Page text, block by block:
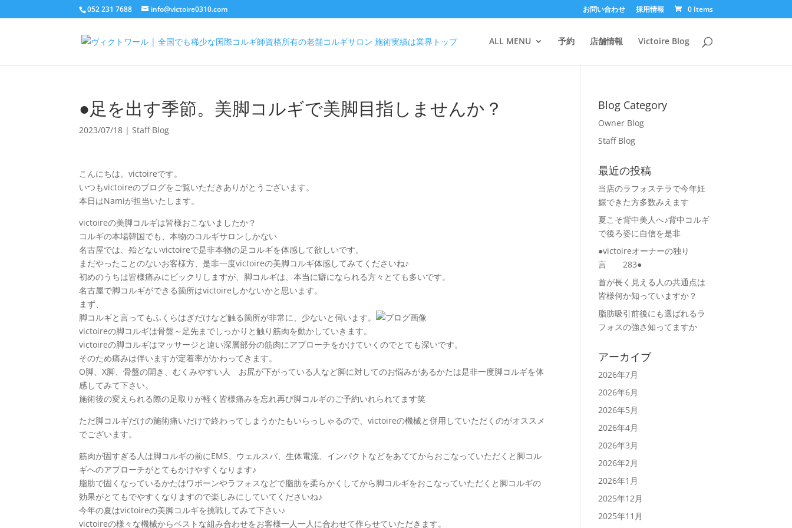
052 231 7688 info@victoire0310.com お問い合わせ 採用情報 0 Items
ALL MENU 予約 店舗情報 Victoire Blog
●足を出す季節。美脚コルギで美脚目指しませんか？
2023/07/18 |Staff Blog
こんにちは。victoireです。
いつもvictoireのブログをご覧いただきありがとうございます。
本日はNamiが担当いたします。
victoireの美脚コルギは皆様おこないましたか？
コルギの本場韓国でも、本物のコルギサロンしかない
名古屋では、殆どないvictoireで是非本物の足コルギを体感して欲しいです。
まだやったことのないお客様方、是非一度victoireの美脚コルギ体感してみてくださいね♪
初めのうちは皆様痛みにビックリしますが、脚コルギは、本当に癖になられる方々とても多いです。
名古屋で脚コルギができる箇所はvictoireしかないかと思います。
まず、
脚コルギと言ってもふくらはぎだけなど触る箇所が非常に、少ないと伺います。
victoireの脚コルギは骨盤～足先までしっかりと触り筋肉を動かしていきます。
victoireの脚コルギはマッサージと違い深層部分の筋肉にアプローチをかけていくのでとても深いです。
そのため痛みは伴いますが定着率がかわってきます。
O脚、X脚、骨盤の開き、むくみやすい人 お尻が下がっている人など脚に対してのお悩みがあるかたは是非一度脚コルギを体
感してみて下さい。
施術後の変えられる際の足取りが軽く皆様痛みを忘れ再び脚コルギのご予約いれられてます笑
ただ脚コルギだけの施術痛いだけで終わってしまうかたもいらっしゃるので、victoireの機械と併用していただくのがオススメ
でございます。
筋肉が固すぎる人は脚コルギの前にEMS、ウェルスパ、生体電流、インパクトなどをあててからおこなっていただくと脚コル
ギへのアプローチがとてもかけやすくなります♪
脂肪で固くなっているかたはワボーンやラフォスなどで脂肪を柔らかくしてから脚コルギをおこなっていただくと脚コルギの
効果がとてもでやすくなりますので楽しみにしていてくださいね♪
今年の夏はvictoireの美脚コルギを挑戦してみて下さい♪
victoireの様々な機械からベストな組み合わせをお客様一人一人に合わせて作らせていただきます。
Blog Category
Owner Blog
Staff Blog
最近の投稿
当店のラフォステラで今年妊
娠できた方多数みえます
夏こそ背中美人へ♪背中コルギ
で後ろ姿に自信を是非
●victoireオーナーの独り
言 283●
首が長く見える人の共通点は
皆様何か知っていますか？
脂肪吸引前後にも選ばれるラ
フォスの強さ知ってますか
アーカイブ
2026年7月
2026年6月
2026年5月
2026年4月
2026年3月
2026年2月
2026年1月
2025年12月
2025年11月